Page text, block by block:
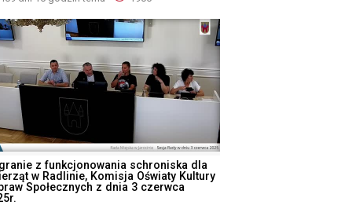
z funkcjonowania schroniska dla
w Radlinie, Komisja Oświaty Kultury
Społecznych z dnia 3 czerwca